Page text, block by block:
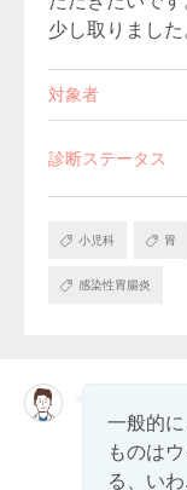
少し取りました
対象者
診断ステータス
小児科 胃
感染性胃腸炎
一般的
ものは
る、いわ